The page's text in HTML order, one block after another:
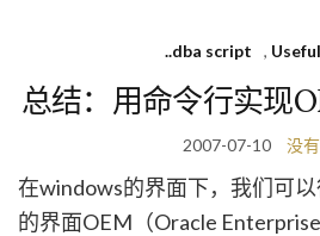
..dba script ,
总结：用命令行实现
2007-07-10 没
在windows的界面下，我们可
的界面OEM（Oracle